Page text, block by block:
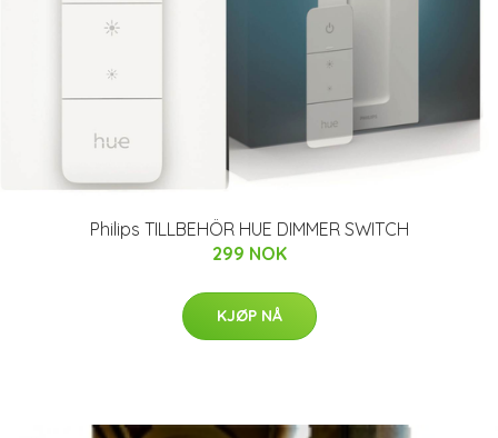
Philips TILLBEHÖR HUE DIMMER SWITCH
299 NOK
KJØP NÅ